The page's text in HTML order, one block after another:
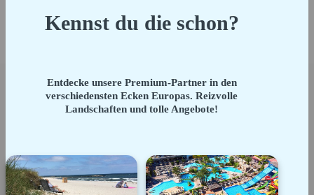
Kennst du die schon?
Entdecke unsere Premium-Partner in den
verschiedensten Ecken Europas. Reizvolle
Landschaften und tolle Angebote!